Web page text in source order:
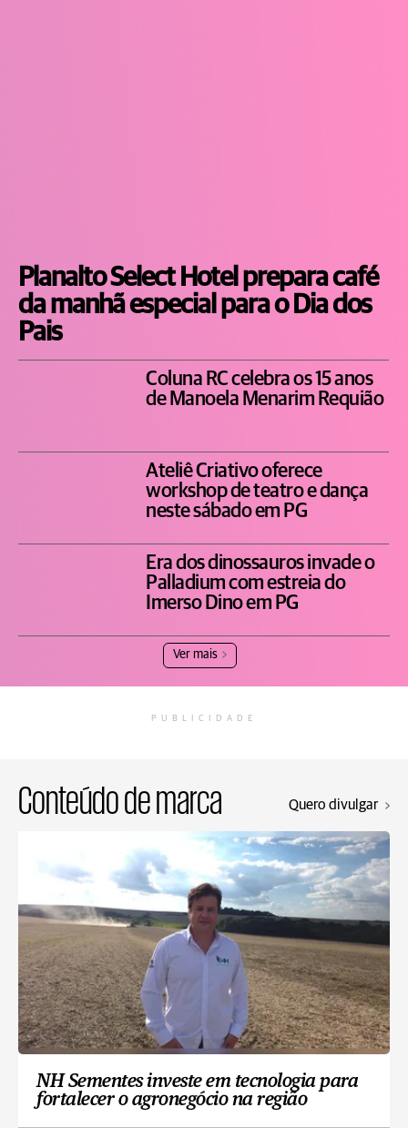
Planalto Select Hotel prepara café
da manhã especial para o Dia dos
Pais
Coluna RC celebra os 15 anos
de Manoela Menarim Requião
Ateliê Criativo oferece
workshop de teatro e dança
neste sábado em PG
Era dos dinossauros invade o
Palladium com estreia do
Imerso Dino em PG
Ver mais
PUBLICIDADE
Conteúdo de marca Quero divulgar
NH Sementes investe em tecnologia para
fortalecer o agronegócio na região